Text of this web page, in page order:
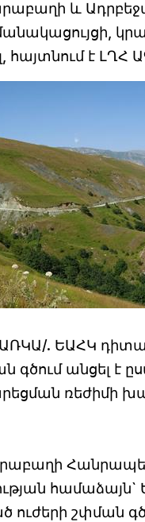
և
է ԼՂՀ
. ԵԱՀԿ
գծում անցել
ռեժիմի
համաձայն`
շփման